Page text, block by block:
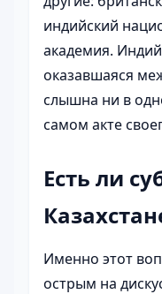
индийский
академия.
оказавшаяся
слышна ни в
самом акте
Есть ли
Именно этот
острым на